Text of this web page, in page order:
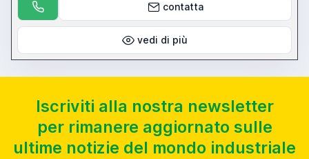
contatta
vedi di più
Iscriviti alla nostra newsletter
per rimanere aggiornato sulle
ultime notizie del mondo industriale